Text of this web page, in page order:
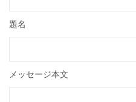
題名
メッセージ本文